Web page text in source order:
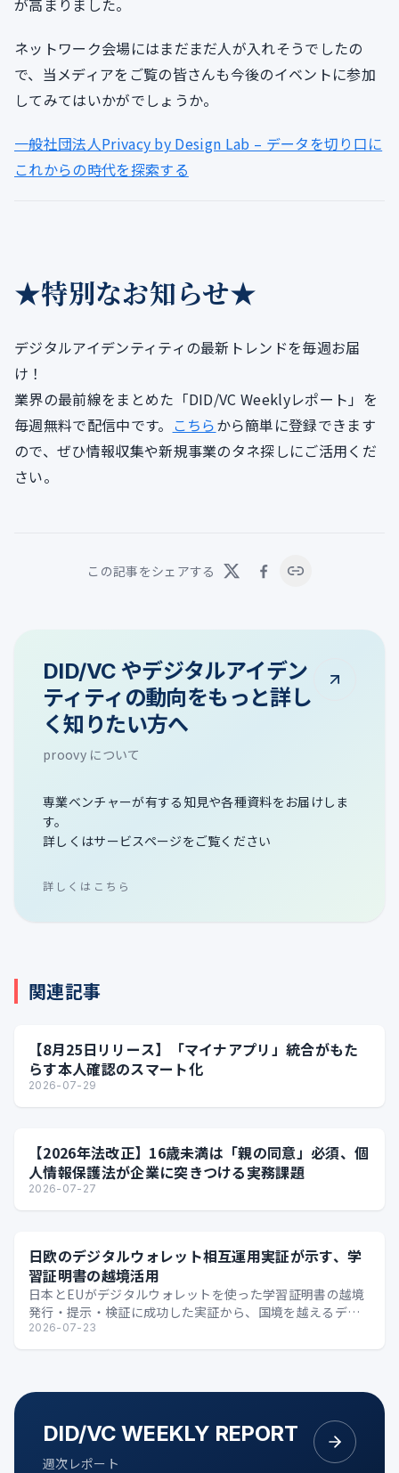
ネットワーク会場にはまだまだ人が入れそうでしたの
で、当メディアをご覧の皆さんも今後のイベントに参加
してみてはいかがでしょうか。
一般社団法人Privacy by Design Lab – データを切り口に
これからの時代を探索する
★特別なお知らせ★
デジタルアイデンティティの最新トレンドを毎週お届
け！
業界の最前線をまとめた「DID/VC Weeklyレポート」を
毎週無料で配信中です。 こちらから簡単に登録できます
ので、ぜひ情報収集や新規事業のタネ探しにご活用くだ
さい。
この記事をシェアする
DID/VC やデジタルアイデン
ティティの動向をもっと詳し
く知りたい方へ
proovy について
専業ベンチャーが有する知見や各種資料をお届けしま
す。
詳しくはサービスページをご覧ください
詳しくはこちら
関連記事
【8月25日リリース】「マイナアプリ」統合がもた
らす本人確認のスマート化
2026-07-29
【2026年法改正】16歳未満は「親の同意」必須、個
人情報保護法が企業に突きつける実務課題
2026-07-27
日欧のデジタルウォレット相互運用実証が示す、学
習証明書の越境活用
日本とEUがデジタルウォレットを使った学習証明書の越境
発行・提示・検証に成功した実証から、国境を越えるデジ
タル証明の可能性を整理します。
2026-07-23
DID/VC WEEKLY REPORT
週次レポート